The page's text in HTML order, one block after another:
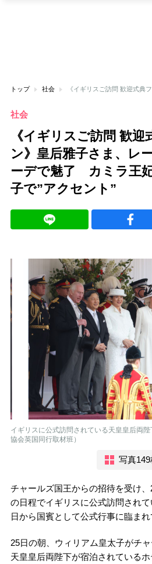
トップ 社会
社会
《イギリスご訪問 歓迎
ン》皇后雅子さま、レ
ーデで魅了 カミラ王
子で”アクセント”
イギリスに公式訪問されている天皇皇后両
協会英国同行取材班）
写真149
チャールズ国王からの招待を受け
の日程でイギリスに公式訪問され
日から国賓として公式行事に臨まれ
25日の朝、ウィリアム皇太子がチ
天皇皇后両陛下が宿泊されているホ